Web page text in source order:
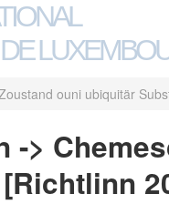
ouni ubiquitär
->